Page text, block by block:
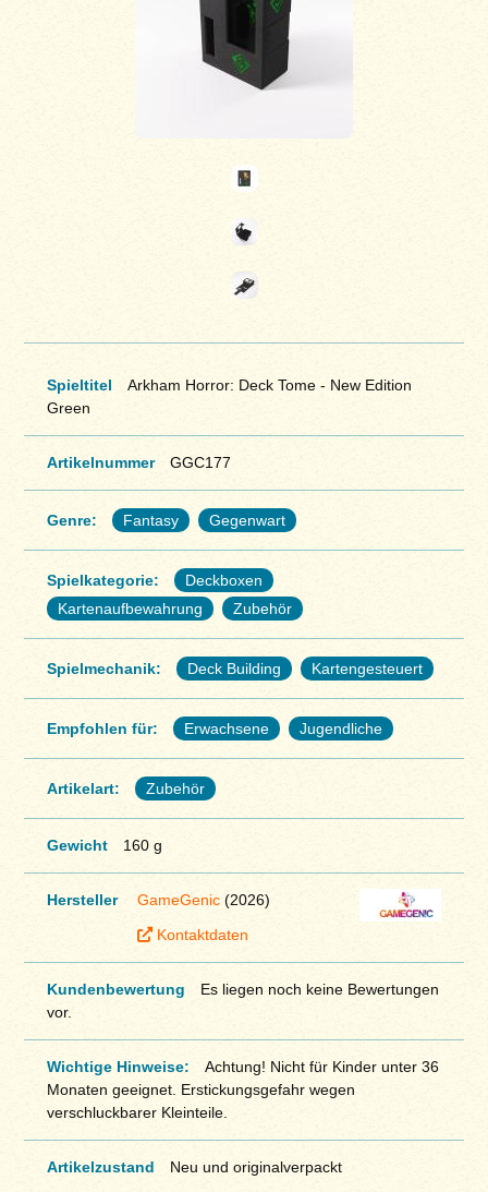
Spieltitel
Arkham Horror: Deck Tome - New Edition
Green
Artikelnummer GGC177
Genre: Fantasy Gegenwart
Spielkategorie:
Deckboxen
Kartenaufbewahrung
Zubehör
Spielmechanik: Deck Building Kartengesteuert
Empfohlen für: Erwachsene Jugendliche
Artikelart: Zubehör
Gewicht 160 g
Hersteller GameGenic(2026)
Kontaktdaten
Kundenbewertung
Es liegen noch keine Bewertungen
vor.
Wichtige Hinweise:
Achtung! Nicht für Kinder unter 36
Monaten geeignet. Erstickungsgefahr wegen
verschluckbarer Kleinteile.
Artikelzustand Neu und originalverpackt